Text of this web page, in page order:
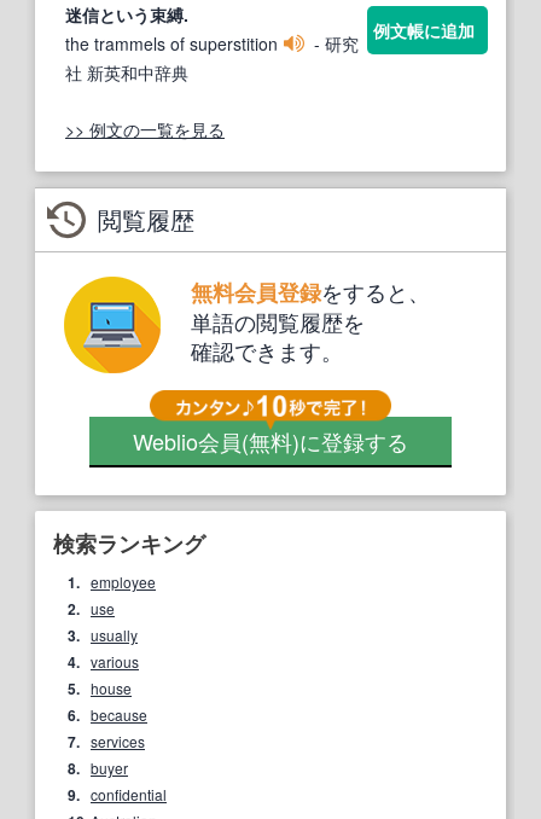
迷信という束縛.
the trammels of superstition
- 研究
社 新英和中辞典
例文帳に追加
>> 例文の一覧を見る
閲覧履歴
無料会員登録をすると、
単語の閲覧履歴を
確認できます。
Weblio会員(無料)に登録する
検索ランキング
1. employee
2. use
3. usually
4. various
5. house
6. because
7. services
8. buyer
9. confidential